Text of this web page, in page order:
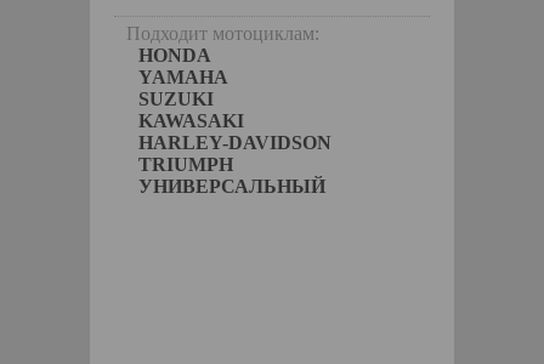
Подходит мотоциклам:
HONDA
YAMAHA
SUZUKI
KAWASAKI
HARLEY-DAVIDSON
TRIUMPH
УНИВЕРСАЛЬНЫЙ